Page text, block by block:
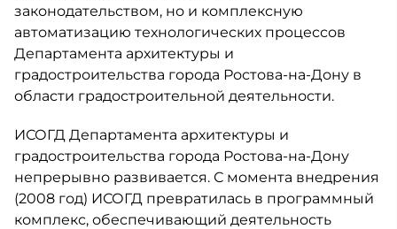
законодательством, но и комплексную
автоматизацию технологических процессов
Департамента архитектуры и
градостроительства города Ростова-на-Дону в
области градостроительной деятельности.
ИСОГД Департамента архитектуры и
градостроительства города Ростова-на-Дону
непрерывно развивается. С момента внедрения
(2008 год) ИСОГД превратилась в программный
комплекс, обеспечивающий деятельность